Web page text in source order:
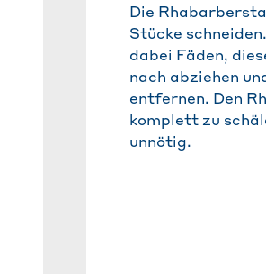
Die
Stücke
dabei Fäden,
nach abziehen
entfernen. Den
komplett zu
unnötig.